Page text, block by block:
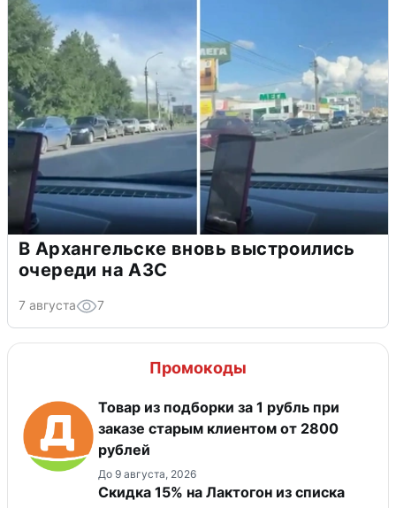
В Архангельске вновь выстроились
очереди на АЗС
7 августа 7
Промокоды
Товар из подборки за 1 рубль при
заказе старым клиентом от 2800
рублей
До 9 августа, 2026
Скидка 15% на Лактогон из списка